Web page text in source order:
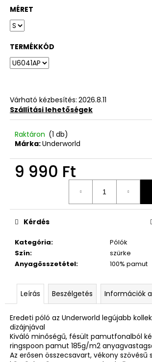
MÉRET
TERMÉKKÓD
Várható kézbesítés: 2026.8.11
Szállítási lehetőségek
Raktáron (1 db)
Márka:Underworld
9 990 Ft
Kategória:
Pólók
Szín:
szürke
Anyagösszetétel: 100% pamut
Kérdés
Leírás Beszélgetés Információk
Eredeti póló az Underworld legújabb
dizájnjával
Kiváló minőségű, fésült pamutfonalból
ringspoon pamut 185g/m2
Az erősen összecsavart, vékony szövésű